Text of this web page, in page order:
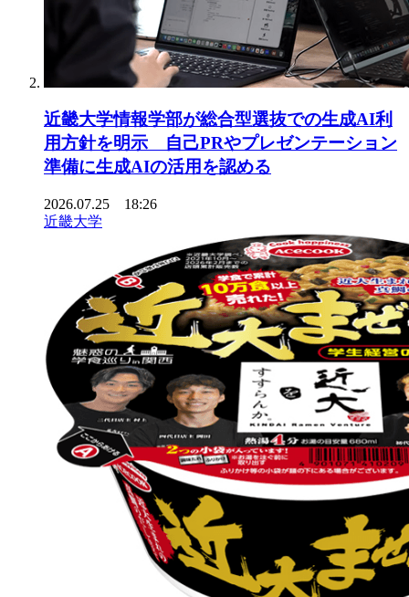
近畿大学情報学部が総合型選抜での生成AI利
用方針を明示 自己PRやプレゼンテーション
準備に生成AIの活用を認める
2026.07.25 18:26
近畿大学